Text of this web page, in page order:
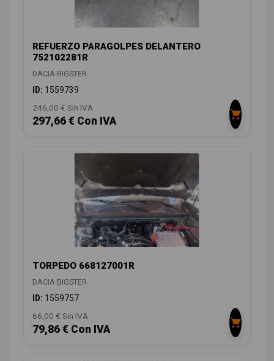
REFUERZO PARAGOLPES DELANTERO
752102281R
DACIA BIGSTER
ID: 1559739
246,00 € Sin IVA
297,66 € Con IVA
TORPEDO 668127001R
DACIA BIGSTER
ID: 1559757
66,00 € Sin IVA
79,86 € Con IVA